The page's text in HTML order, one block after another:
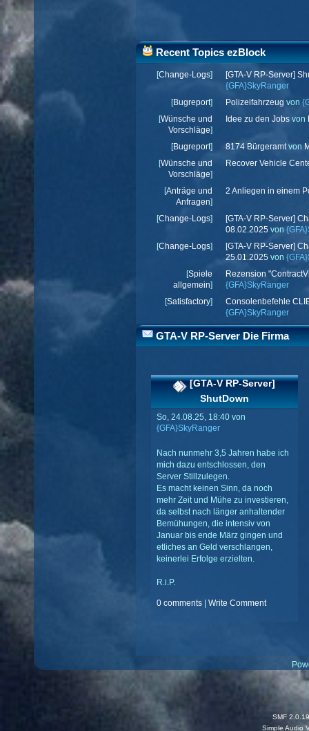
Recent Topics ezBlock
[Change-Logs]
[GTA-V RP-Server]
{GFA}SkyRanger
[Bugreport] Polizeifahrzeug von
[Wünsche und
Vorschläge]
Idee zu den Jobs von
[Bugreport] 8174 Bürgeramtvon
[Wünsche und
Vorschläge]
Recover Vehicle
[Anträge und
Anfragen]
2 Anliegen in einem
[Change-Logs]
[GTA-V RP-Server]
08.02.2025 von
[Change-Logs]
[GTA-V RP-Server]
25.01.2025 von
[Spiele
allgemein]
Rezension
{GFA}SkyRanger
[Satisfactory]
Consolenbefehle
{GFA}SkyRanger
GTA-V RP-Server Die Firma
[GTA-V RP-Server]
ShutDown
So, 24.08.25, 18:40 von
{GFA}SkyRanger
Nach nunmehr 3,5 Jahren habe ich
mich dazu entschlossen, den
Server Stillzulegen.
Es macht keinen Sinn, da noch
mehr Zeit und Mühe zu investieren,
da selbst nach länger anhaltender
Bemühungen, die intensiv von
Januar bis ende März gingen und
etliches an Geld verschlangen,
keinerlei Erfolge erzielten.
R.i.P.
0 comments |Write Comment
SMF 2.0.19
Simple Audio